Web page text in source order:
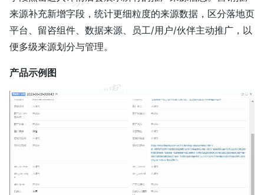
来源补充新增字段，统计更细粒度的来源数据，区分落地页
平台、留咨组件、数据来源、员工/用户/伙伴主动推广，以
便多级来源划分与管理。
产品示例图